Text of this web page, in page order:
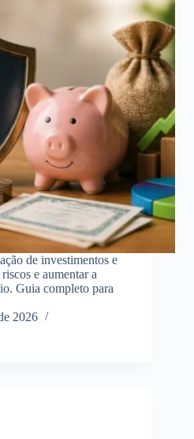
de investimentos e
e aumentar a
Guia completo para
2026